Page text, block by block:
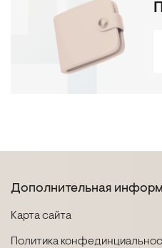
Дополнительная
Карта сайта
Политика